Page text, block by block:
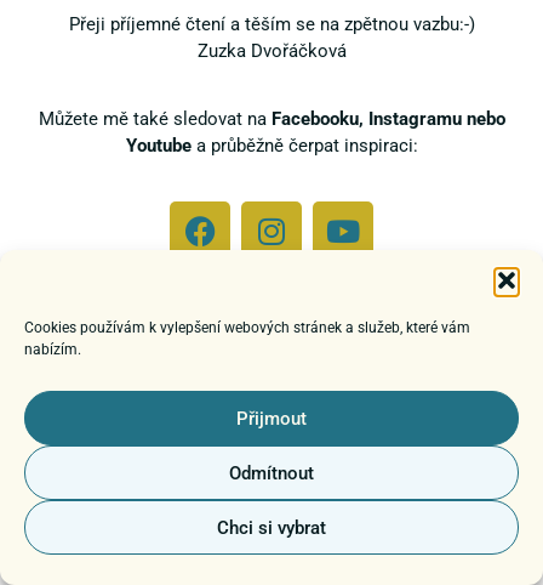
Cookies používám k vylepšení webových stránek a služeb, které vám
nabízím.
Přijmout
Odmítnout
Chci si vybrat
Přeji příjemné čtení a těším se na zpětnou vazbu:-)
Zuzka Dvořáčková
Můžete mě také sledovat na Facebooku, Instagramu nebo
Youtubea průběžně čerpat inspiraci: